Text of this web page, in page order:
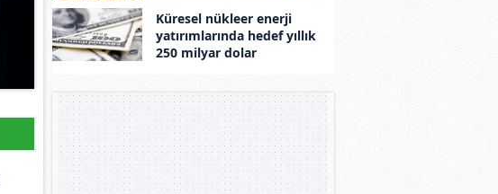
Küresel nükleer enerji
yatırımlarında hedef yıllık
250 milyar dolar